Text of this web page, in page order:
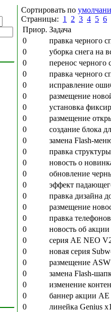
Сортировать по
Страницы: 1 2 3 4 5 6
Приор. Задача
0
правка черного
0
уборка снега на
0
перенос черного
0
правка черного
0
исправление
0
размещение
0
установка
0
размещение
0
создание блока
0
замена Flash-
0
правка
0
новость о
0
обновление
0
эффект
0
правка дизайна
0
размещение
0
правка
0
новость об
0
серия AE NEO
0
новая серия
0
размещение
0
замена Flash-
0
изменение
0
баннер акции
0
линейка Genius